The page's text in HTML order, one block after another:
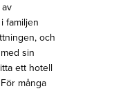
familjen
och
sin
ett hotell
många